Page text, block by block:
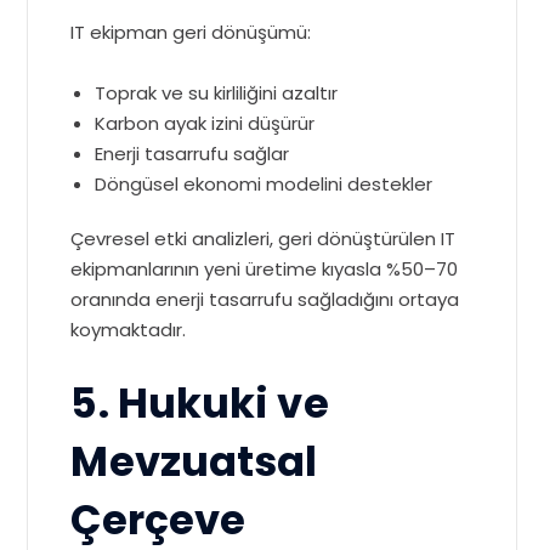
IT ekipman geri dönüşümü:
Toprak ve su kirliliğini azaltır
Karbon ayak izini düşürür
Enerji tasarrufu sağlar
Döngüsel ekonomi modelini destekler
Çevresel etki analizleri, geri dönüştürülen IT
ekipmanlarının yeni üretime kıyasla %50–70
oranında enerji tasarrufu sağladığını ortaya
koymaktadır.
5. Hukuki ve
Mevzuatsal
Çerçeve